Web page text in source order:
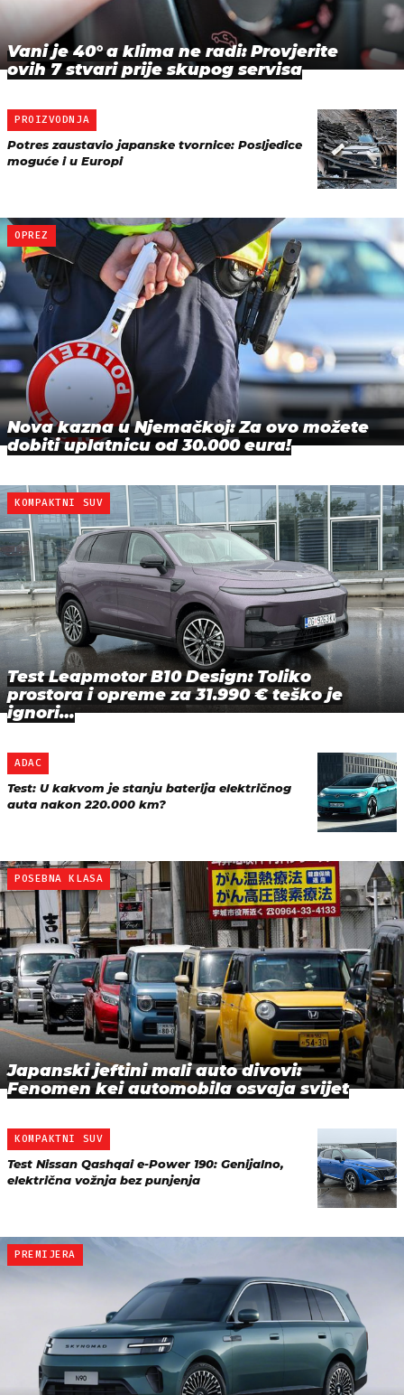
Vani je 40° a klima ne radi: Provjerite
ovih 7 stvari prije skupog servisa
PROIZVODNJA
Potres zaustavio japanske tvornice: Posljedice
moguće i u Europi
OPREZ
Nova kazna u Njemačkoj: Za ovo možete
dobiti uplatnicu od 30.000 eura!
KOMPAKTNI SUV
Test Leapmotor B10 Design: Toliko
prostora i opreme za 31.990 € teško je
ignori…
ADAC
Test: U kakvom je stanju baterija električnog
auta nakon 220.000 km?
POSEBNA KLASA
Japanski jeftini mali auto divovi:
Fenomen kei automobila osvaja svijet
KOMPAKTNI SUV
Test Nissan Qashqai e-Power 190: Genijalno,
električna vožnja bez punjenja
PREMIJERA